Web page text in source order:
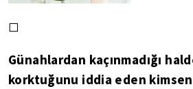
◻
Günahlardan kaçınmadığı
korktuğunu iddia eden